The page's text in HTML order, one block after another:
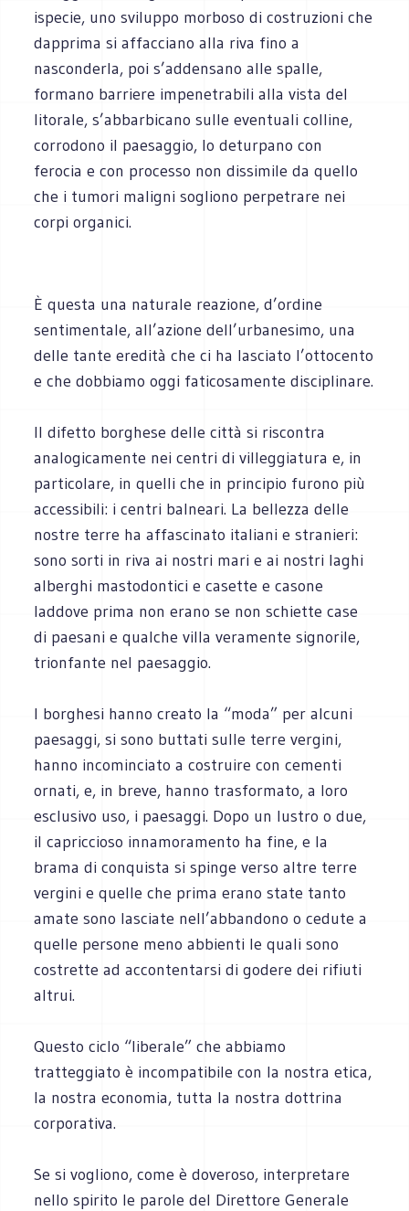
ispecie, uno sviluppo morboso di costruzioni che
dapprima si affacciano alla riva fino a
nasconderla, poi s’addensano alle spalle,
formano barriere impenetrabili alla vista del
litorale, s’abbarbicano sulle eventuali colline,
corrodono il paesaggio, lo deturpano con
ferocia e con processo non dissimile da quello
che i tumori maligni sogliono perpetrare nei
corpi organici.
È questa una naturale reazione, d’ordine
sentimentale, all’azione dell’urbanesimo, una
delle tante eredità che ci ha lasciato l’ottocento
e che dobbiamo oggi faticosamente disciplinare.
Il difetto borghese delle città si riscontra
analogicamente nei centri di villeggiatura e, in
particolare, in quelli che in principio furono più
accessibili: i centri balneari. La bellezza delle
nostre terre ha affascinato italiani e stranieri:
sono sorti in riva ai nostri mari e ai nostri laghi
alberghi mastodontici e casette e casone
laddove prima non erano se non schiette case
di paesani e qualche villa veramente signorile,
trionfante nel paesaggio.
I borghesi hanno creato la “moda” per alcuni
paesaggi, si sono buttati sulle terre vergini,
hanno incominciato a costruire con cementi
ornati, e, in breve, hanno trasformato, a loro
esclusivo uso, i paesaggi. Dopo un lustro o due,
il capriccioso innamoramento ha fine, e la
brama di conquista si spinge verso altre terre
vergini e quelle che prima erano state tanto
amate sono lasciate nell’abbandono o cedute a
quelle persone meno abbienti le quali sono
costrette ad accontentarsi di godere dei rifiuti
altrui.
Questo ciclo “liberale” che abbiamo
tratteggiato è incompatibile con la nostra etica,
la nostra economia, tutta la nostra dottrina
corporativa.
Se si vogliono, come è doveroso, interpretare
nello spirito le parole del Direttore Generale